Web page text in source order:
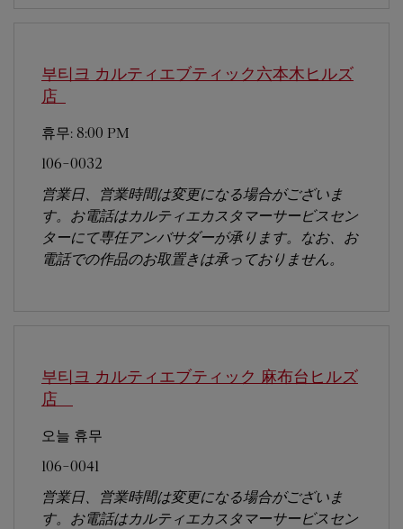
부티크 カルティエブティック六本木ヒルズ
店
휴무: 8:00 PM
106-0032
営業日、営業時間は変更になる場合がございま
す。お電話はカルティエカスタマーサービスセン
ターにて専任アンバサダーが承ります。なお、お
電話での作品のお取置きは承っておりません。
부티크 カルティエブティック 麻布台ヒルズ
店
오늘 휴무
106-0041
営業日、営業時間は変更になる場合がございま
す。お電話はカルティエカスタマーサービスセン